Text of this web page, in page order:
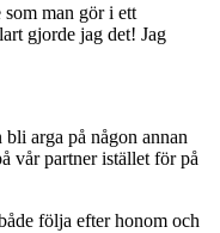
som man gör i ett
gjorde jag det! Jag
arga på någon annan
vår partner istället för på
följa efter honom och